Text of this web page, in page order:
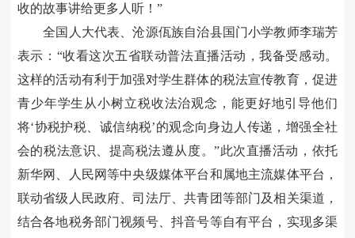
收的故事讲给更多人听！”
全国人大代表、沧源佤族自治县国门小学教师李瑞芳
表示： “收看这次五省联动普法直播活动，我备受感动。
这样的活动有利于加强对学生群体的税法宣传教育，促进
青少年学生从小树立税收法治观念，能更好地引导他们
将‘协税护税、诚信纳税’的观念向身边人传递，增强全社
会的税法意识、提高税法遵从度。”此次直播活动，依托
新华网、人民网等中央级媒体平台和属地主流媒体平台，
联动省级人民政府、司法厅、共青团等部门及相关渠道，
结合各地税务部门视频号、抖音号等自有平台，实现多渠